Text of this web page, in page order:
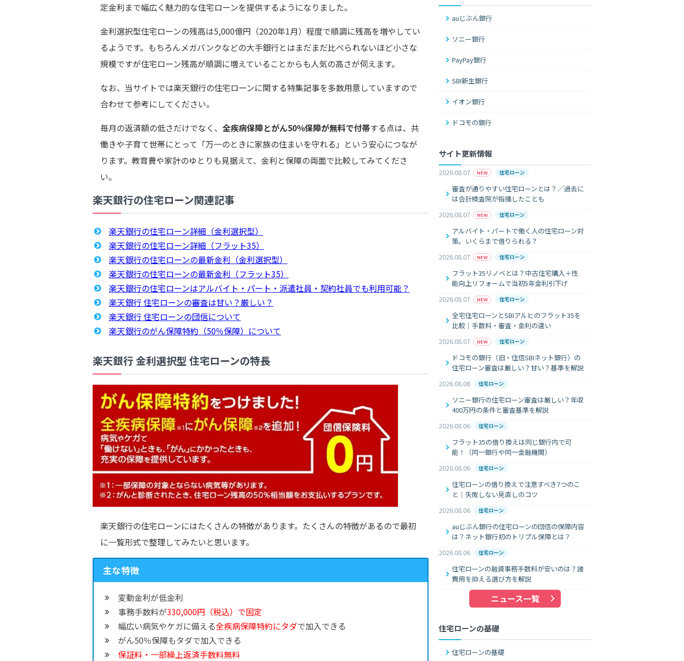
定金利まで幅広く魅力的な住宅ローンを提供するようになりました。
金利選択型住宅ローンの残高は5,000億円（2020年1月）程度で順調に残高を増やしてい
るようです。もちろんメガバンクなどの大手銀行とはまだまだ比べられないほど小さな
規模ですが住宅ローン残高が順調に増えていることからも人気の高さが伺えます。
なお、当サイトでは楽天銀行の住宅ローンに関する特集記事を多数用意していますので
合わせて参考にしてください。
毎月の返済額の低さだけでなく、 全疾病保障とがん50％保障が無料で付帯する点は、共
働きや子育て世帯にとって「万一のときに家族の住まいを守れる」という安心につなが
ります。教育費や家計のゆとりも見据えて、金利と保障の両面で比較してみてくださ
い。
楽天銀行の住宅ローン関連記事
楽天銀行の住宅ローン詳細（金利選択型）
楽天銀行の住宅ローン詳細（フラット35）
楽天銀行の住宅ローンの最新金利（金利選択型）
楽天銀行の住宅ローンの最新金利（フラット35）
楽天銀行の住宅ローンはアルバイト・パート・派遣社員・契約社員でも利用可能？
楽天銀行 住宅ローンの審査は甘い？厳しい？
楽天銀行 住宅ローンの団信について
楽天銀行のがん保障特約（50％保障）について
楽天銀行 金利選択型 住宅ローンの特長
楽天銀行の住宅ローンにはたくさんの特徴があります。たくさんの特徴があるので最初
に一覧形式で整理してみたいと思います。
主な特徴
変動金利が低金利
事務手数料が330,000円（税込）で固定
幅広い病気やケガに備える全疾病保障特約にタダで加入できる
がん50％保障もタダで加入できる
保証料・一部繰上返済手数料無料
auじぶん銀行
ソニー銀行
PayPay銀行
SBI新生銀行
イオン銀行
ドコモの銀行
サイト更新情報
2026.08.07 NEW 住宅ローン
審査が通りやすい住宅ローンとは？／過去に
は会計検査院が指摘したことも
2026.08.07
NEW 住宅ローン
アルバイト・パートで働く人の住宅ローン対
策。いくらまで借りられる？
2026.08.07
NEW 住宅ローン
フラット35リノベとは？中古住宅購入＋性
能向上リフォームで当初5年金利引下げ
2026.08.07
NEW 住宅ローン
全宅住宅ローンとSBIアルヒのフラット35を
比較｜手数料・審査・金利の違い
2026.08.07
NEW 住宅ローン
ドコモの銀行（旧・住信SBIネット銀行）の
住宅ローン審査は厳しい？甘い？基準を解説
2026.08.06
住宅ローン
ソニー銀行の住宅ローン審査は厳しい？年収
400万円の条件と審査基準を解説
2026.08.06
住宅ローン
フラット35の借り換えは同じ銀行内で可
能！（同一銀行や同一金融機関）
2026.08.06
住宅ローン
住宅ローンの借り換えで注意すべき7つのこ
と｜失敗しない見直しのコツ
2026.08.06
住宅ローン
auじぶん銀行の住宅ローンの団信の保障内容
は？ネット銀行初のトリプル保障とは？
2026.08.06
住宅ローン
住宅ローンの融資事務手数料が安いのは？諸
費用を抑える選び方を解説
ニュース一覧
住宅ローンの基礎
住宅ローンの基礎